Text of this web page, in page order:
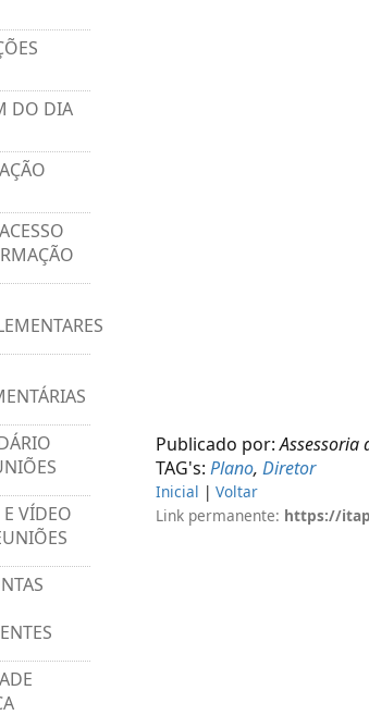
Publicado por:Assessoria
TAG's: Plano, Diretor
Inicial | Voltar
Link permanente: https://
DO DIA
VÍDEO